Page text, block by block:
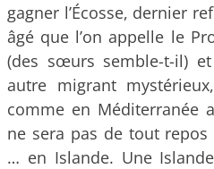
gagner l’Écosse, dernier
âgé que l’on appelle le
(des sœurs semble-t-il)
autre migrant
comme en Méditerranée
ne sera pas de tout repos
… en Islande. Une